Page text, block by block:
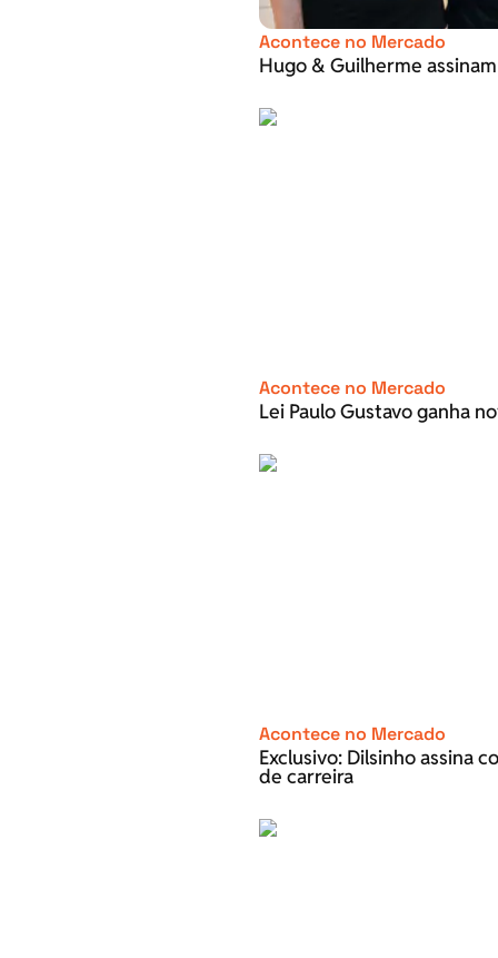
Acontece no Mercado
Hugo & Guilherme
Acontece no Mercado
Lei Paulo Gustavo ganha
Acontece no Mercado
Exclusivo: Dilsinho assina
de carreira